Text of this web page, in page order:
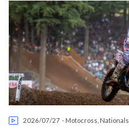
2026/07/27 - Motocross Nationals